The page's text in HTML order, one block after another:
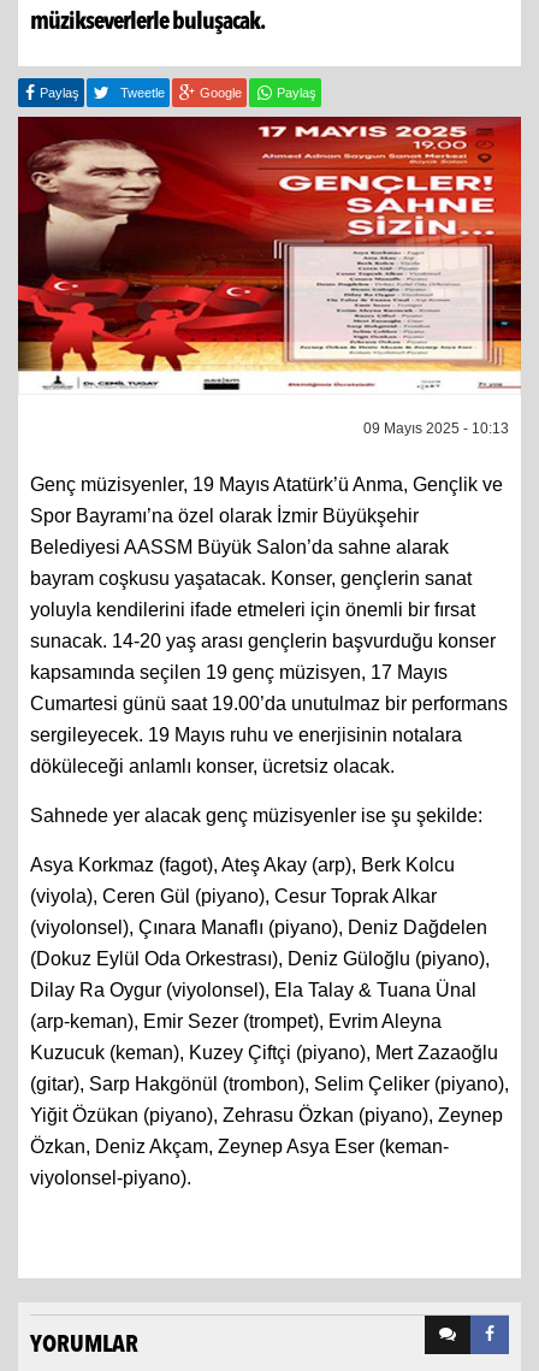
müzikseverlerle buluşacak.
Paylaş Tweetle Google Paylaş
09 Mayıs 2025 - 10:13
Genç müzisyenler, 19 Mayıs Atatürk’ü Anma, Gençlik ve
Spor Bayramı’na özel olarak İzmir Büyükşehir
Belediyesi AASSM Büyük Salon’da sahne alarak
bayram coşkusu yaşatacak. Konser, gençlerin sanat
yoluyla kendilerini ifade etmeleri için önemli bir fırsat
sunacak. 14-20 yaş arası gençlerin başvurduğu konser
kapsamında seçilen 19 genç müzisyen, 17 Mayıs
Cumartesi günü saat 19.00’da unutulmaz bir performans
sergileyecek. 19 Mayıs ruhu ve enerjisinin notalara
döküleceği anlamlı konser, ücretsiz olacak.
Sahnede yer alacak genç müzisyenler ise şu şekilde:
Asya Korkmaz (fagot), Ateş Akay (arp), Berk Kolcu
(viyola), Ceren Gül (piyano), Cesur Toprak Alkar
(viyolonsel), Çınara Manaflı (piyano), Deniz Dağdelen
(Dokuz Eylül Oda Orkestrası), Deniz Güloğlu (piyano),
Dilay Ra Oygur (viyolonsel), Ela Talay & Tuana Ünal
(arp-keman), Emir Sezer (trompet), Evrim Aleyna
Kuzucuk (keman), Kuzey Çiftçi (piyano), Mert Zazaoğlu
(gitar), Sarp Hakgönül (trombon), Selim Çeliker (piyano),
Yiğit Özükan (piyano), Zehrasu Özkan (piyano), Zeynep
Özkan, Deniz Akçam, Zeynep Asya Eser (keman-
viyolonsel-piyano).
YORUMLAR